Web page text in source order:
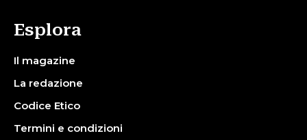
Esplora
Il magazine
La redazione
Codice Etico
Termini e condizioni